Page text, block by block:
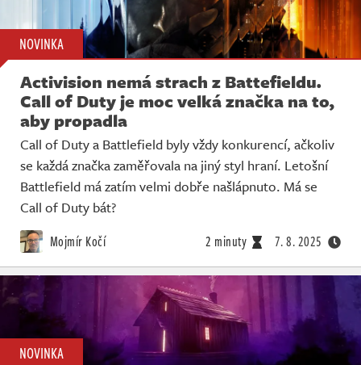
NOVINKA
Activision nemá strach z Battefieldu.
Call of Duty je moc velká značka na to,
aby propadla
Call of Duty a Battlefield byly vždy konkurencí, ačkoliv
se každá značka zaměřovala na jiný styl hraní. Letošní
Battlefield má zatím velmi dobře našlápnuto. Má se
Call of Duty bát?
Mojmír Kočí 2 minuty 7. 8. 2025
NOVINKA